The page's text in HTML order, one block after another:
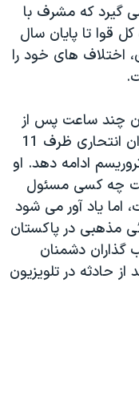
گيرد که مشرف با
قوا تا پايان سال
اختلاف های خود را
چند ساعت پس از
آن که از دومين سوء قصد بمب اندازان انتحاری ظرف 11
ادامه دهد. او
چه کسی مسئول
اما ياد آور می شود
مذهبی در پاکستان
دشمنان
حادثه در تلويزيون